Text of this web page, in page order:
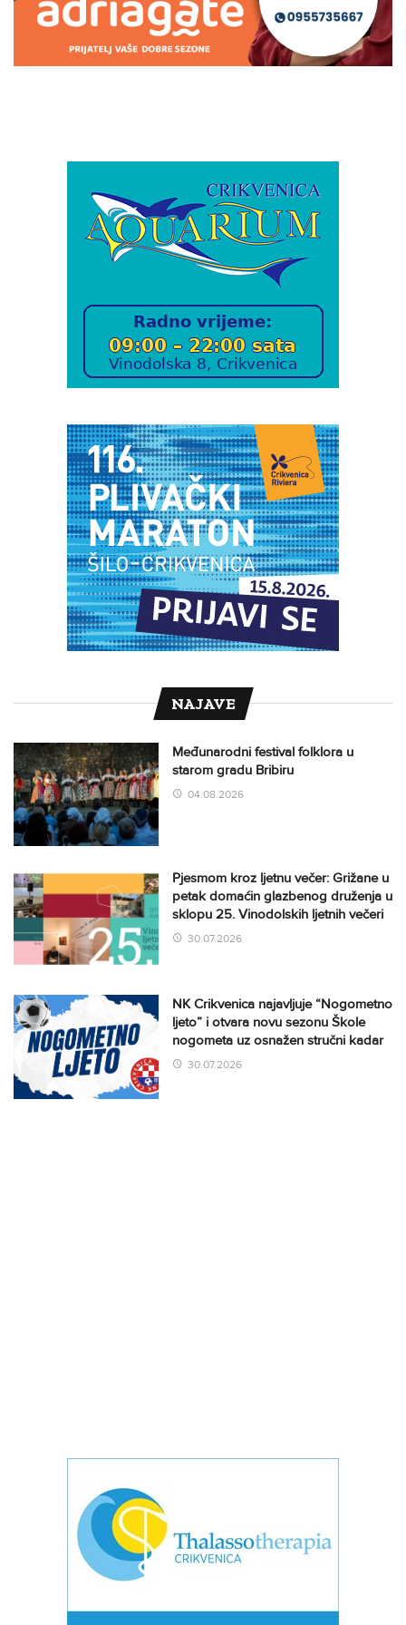
NAJAVE
Međunarodni festival folklora u
starom gradu Bribiru
04.08.2026
Pjesmom kroz ljetnu večer: Grižane u
petak domaćin glazbenog druženja u
sklopu 25. Vinodolskih ljetnih večeri
30.07.2026
NK Crikvenica najavljuje “Nogometno
ljeto” i otvara novu sezonu Škole
nogometa uz osnažen stručni kadar
30.07.2026